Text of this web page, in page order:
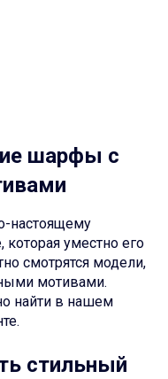
шарфы с
настоящему
уместно его
смотрятся модели,
мотивами.
найти в нашем
стильный